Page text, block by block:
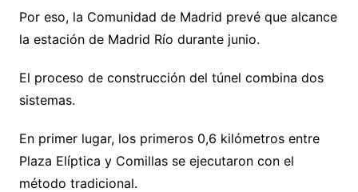
Por eso, la Comunidad de Madrid prevé que alcance
la estación de Madrid Río durante junio.
El proceso de construcción del túnel combina dos
sistemas.
En primer lugar, los primeros 0,6 kilómetros entre
Plaza Elíptica y Comillas se ejecutaron con el
método tradicional.